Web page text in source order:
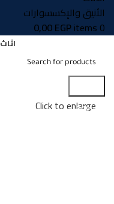
0
items
0,00EGP
اثاث
-30%
Click to enlarge